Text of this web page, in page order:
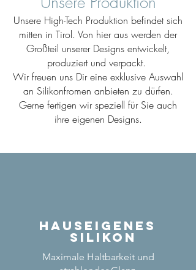
Unsere High-Tech Produktion befindet sich
mitten in Tirol. Von hier aus werden der
Großteil unserer Designs entwickelt,
produziert und verpackt.
Wir freuen uns Dir eine exklusive Auswahl
an Silikonfromen anbieten zu dürfen.
Gerne fertigen wir speziell für Sie auch
ihre eigenen Designs.
Hauseigenes
Silikon
Maximale Haltbarkeit und